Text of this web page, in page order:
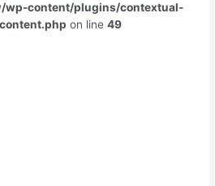
wp-content/plugins/contextual-
on line49